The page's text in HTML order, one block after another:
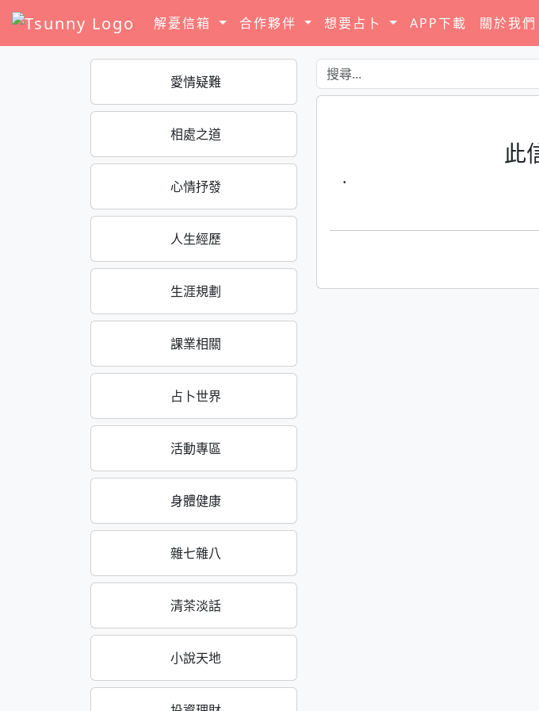
解憂信箱 合作夥伴 想要占卜 APP下載 關於我們
愛情疑難
相處之道
心情抒發
人生經歷
生涯規劃
課業相關
占卜世界
活動專區
身體健康
雜七雜八
清茶淡話
小說天地
此
·